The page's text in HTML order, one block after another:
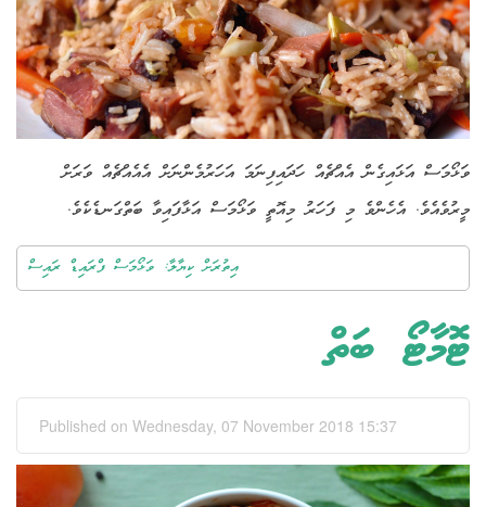
ވަޅޯމަސް އަޅައިގެން އެއްޗެއް ހަދައިފިނަމަ އަހަރުމެންނަށް އެއެއްޗެއް ވަރަށް
މީރުވެއެވެ. އެހެންވެ މި ފަހަރު މިއޮތީ ވަޅޯމަސް އަޅާފައިވާ ބަތްގަނޑެކެވެ.
އިތުރަށް ކިޔާލާ: ވަޅޯމަސް ފްރައިޑް ރައިސް
ޓޮމާޓޯ ބަތް
Published on Wednesday, 07 November 2018 15:37